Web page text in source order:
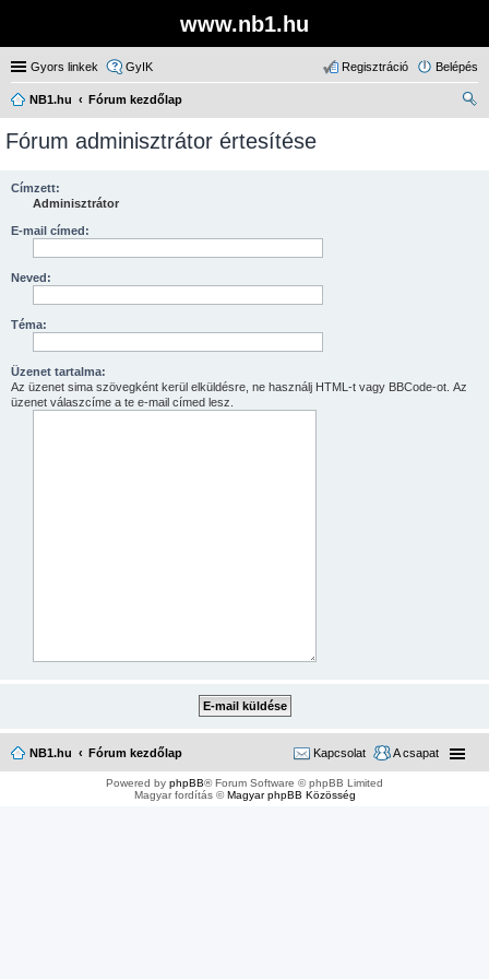
www.nb1.hu
Gyors linkek GyIK Belépés
Regisztráció
NB1.hu
Fórum kezdőlap
Fórum adminisztrátor értesítése
Címzett:
Adminisztrátor
E-mail címed:
Neved:
Téma:
Üzenet tartalma:
Az üzenet sima szövegként kerül elküldésre, ne használj HTML-t vagy BBCode-ot. Az
üzenet válaszcíme a te e-mail címed lesz.
NB1.hu Fórum kezdőlap A csapat
Kapcsolat
Powered by phpBB® Forum Software © phpBB Limited
Magyar fordítás ©Magyar phpBB Közösség